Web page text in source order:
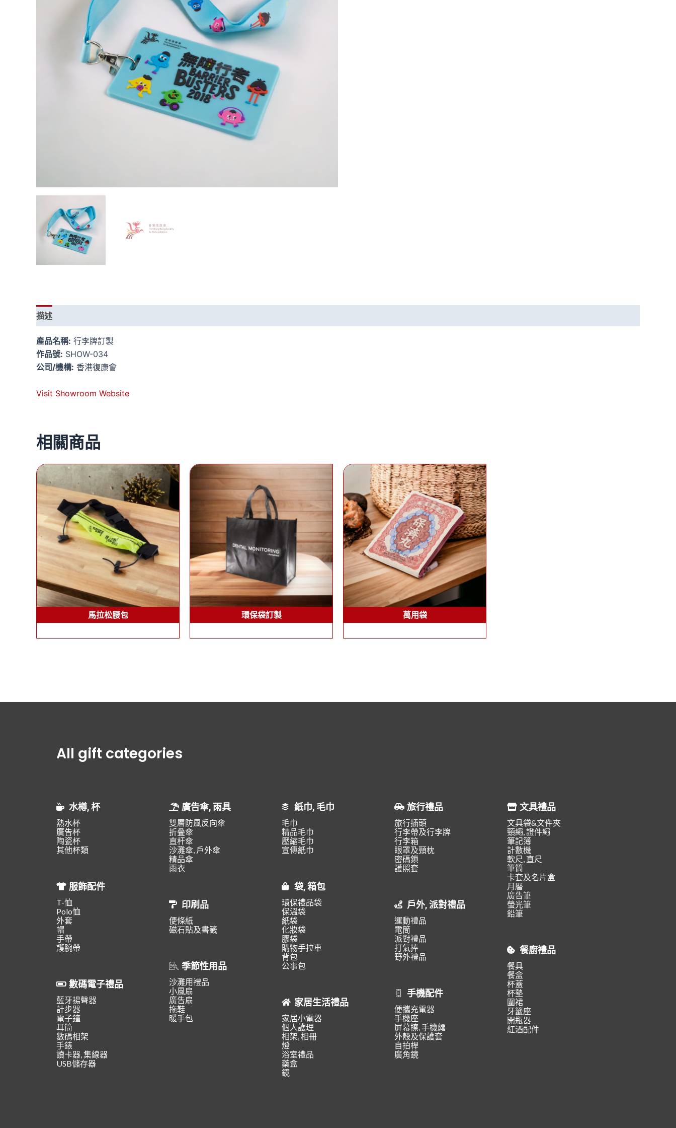
描述
產品名稱: 行李牌訂製
作品號: SHOW-034
公司/機構: 香港復康會
Visit Showroom Website
相關商品
馬拉松腰包 環保袋訂製 萬用袋
All gift categories
水樽, 杯
熱水杯
廣告杯
陶瓷杯
其他杯類
服飾配件
T-恤
Polo恤
外套
帽
手帶
護腕帶
數碼電子禮品
藍牙揚聲器
計步器
電子鐘
耳筒
數碼相架
手錶
讀卡器, 集線器
USB儲存器
廣告傘, 雨具
雙層防風反向傘
折叠傘
直杆傘
沙灘傘, 戶外傘
精品傘
雨衣
印刷品
便條紙
磁石貼及書籤
季節性用品
沙灘用禮品
小風扇
廣告扇
拖鞋
暖手包
紙巾, 毛巾
毛巾
精品毛巾
壓縮毛巾
宣傳紙巾
袋, 箱包
環保禮品袋
保溫袋
紙袋
化妝袋
膠袋
購物手拉車
背包
公事包
家居生活禮品
家居小電器
個人護理
相架, 相冊
燈
浴室禮品
藥盒
鏡
旅行禮品
旅行插頭
行李帶及行李牌
行李箱
眼罩及頸枕
密碼鎖
護照套
戶外, 派對禮品
運動禮品
電筒
派對禮品
打氣捧
野外禮品
手機配件
便攜充電器
手機座
屏幕擦, 手機繩
外殼及保護套
自拍桿
廣角鏡
文具禮品
文具袋&文件夾
頸繩, 證件繩
筆記簿
計數機
軟尺, 直尺
筆筒
卡套及名片盒
月曆
廣告筆
螢光筆
鉛筆
餐廚禮品
餐具
餐盒
杯蓋
杯墊
圍裙
牙籤座
開瓶器
紅酒配件